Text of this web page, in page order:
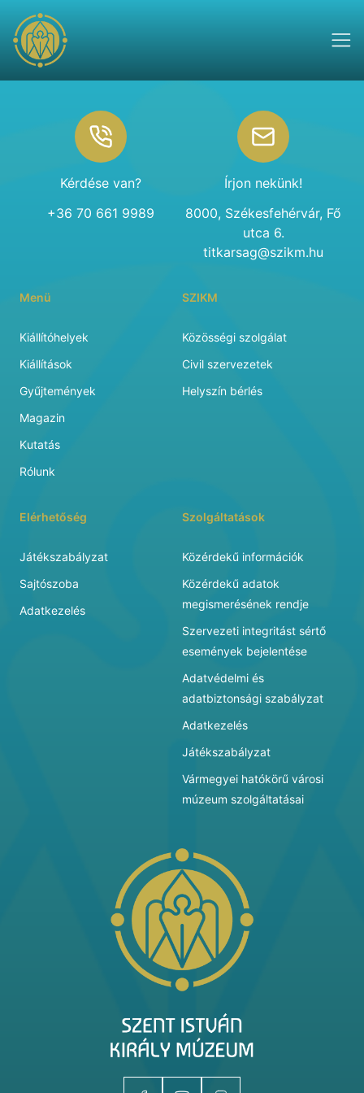
Kérdése van?
+36 70 661 9989
Írjon nekünk!
8000, Székesfehérvár, Fő
utca 6.
titkarsag@szikm.hu
Menü
Kiállítóhelyek
Kiállítások
Gyűjtemények
Magazin
Kutatás
Rólunk
SZIKM
Közösségi szolgálat
Civil szervezetek
Helyszín bérlés
Elérhetőség
Játékszabályzat
Sajtószoba
Adatkezelés
Szolgáltatások
Közérdekű információk
Közérdekű adatok
megismerésének rendje
Szervezeti integritást sértő
események bejelentése
Adatvédelmi és
adatbiztonsági szabályzat
Adatkezelés
Játékszabályzat
Vármegyei hatókörű városi
múzeum szolgáltatásai